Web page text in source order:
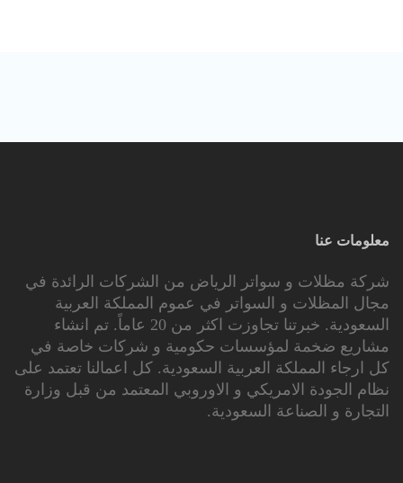
معلومات عنا
شركة مظلات و سواتر الرياض من الشركات الرائدة في
مجال المظلات و السواتر في عموم المملكة العربية
السعودية. خبرتنا تجاوزت اكثر من 20 عاماً. تم انشاء
مشاريع ضخمة لمؤسسات حكومية و شركات خاصة في
كل ارجاء المملكة العربية السعودية. كل اعمالنا تعتمد على
نظام الجودة الامريكي و الاوروبي المعتمد من قبل وزارة
التجارة و الصناعة السعودية.